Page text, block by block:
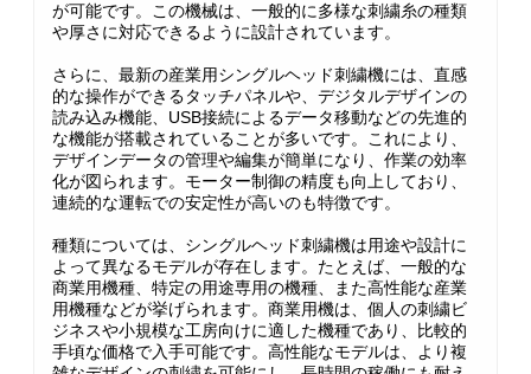
が可能です。この機械は、一般的に多様な刺繍糸の種類
や厚さに対応できるように設計されています。
さらに、最新の産業用シングルヘッド刺繍機には、直感
的な操作ができるタッチパネルや、デジタルデザインの
読み込み機能、USB接続によるデータ移動などの先進的
な機能が搭載されていることが多いです。これにより、
デザインデータの管理や編集が簡単になり、作業の効率
化が図られます。モーター制御の精度も向上しており、
連続的な運転での安定性が高いのも特徴です。
種類については、シングルヘッド刺繍機は用途や設計に
よって異なるモデルが存在します。たとえば、一般的な
商業用機種、特定の用途専用の機種、また高性能な産業
用機種などが挙げられます。商業用機は、個人の刺繍ビ
ジネスや小規模な工房向けに適した機種であり、比較的
手頃な価格で入手可能です。高性能なモデルは、より複